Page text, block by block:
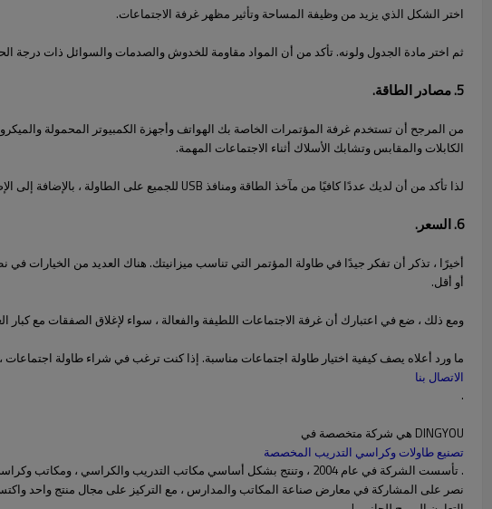
اختر الشكل الذي يزيد من وظيفة المساحة وتأثير مظهر غرفة الاجتماعات.
ثم اختر مادة الجدول ولونه. تأكد من أن المواد مقاومة للخدوش والصدمات والسوائل ذات درجة
5. مصادر الطاقة.
من المرجح أن تستخدم غرفة المؤتمرات الخاصة بك الهواتف وأجهزة الكمبيوتر المحمولة
الكابلات والمقابس وتشابك الأسلاك أثناء الاجتماعات المهمة.
لذا تأكد من أن لديك عددًا كافيًا من مآخذ الطاقة ومنافذ USB للجميع على الطاولة ، بالإضافة إلى الإضافات الإضافية.
6. السعر.
أخيرًا ، تذكر أن تفكر جيدًا في طاولة المؤتمر التي تناسب ميزانيتك. هناك العديد من الخيارات
أو أقل.
ومع ذلك ، ضع في اعتبارك أن غرفة الاجتماعات اللطيفة والفعالة ، سواء لإغلاق الصفقات مع
ما ورد أعلاه يصف كيفية اختيار طاولة اجتماعات مناسبة. إذا كنت ترغب في شراء طاولة اجتماعات
الاتصال بنا
.
DINGYOU هي شركة متخصصة في
تصنيع طاولات وكراسي التدريب المخصصة
. تأسست الشركة في عام 2004 ، وتنتج بشكل أساسي مكاتب التدريب
نصر على المشاركة في معارض صناعة المكاتب والمدارس ، مع التركيز على مجال منتج واحد